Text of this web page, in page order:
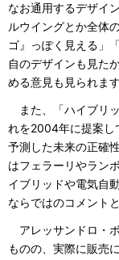
なお通用するデザイ
ルウイングとか全体
ゴ』っぽく見える」
自のデザインも見た
める意見も見られます
また、「ハイブリ
れを2004年に提案し
予測した未来の正確
はフェラーリやラン
イブリッドや電気自
ならではのコメント
アレッサンドロ・
ものの、実際に販売